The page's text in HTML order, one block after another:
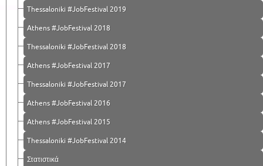
Thessaloniki #JobFestival 2019
Athens #JobFestival 2018
Thessaloniki #JobFestival 2018
Athens #JobFestival 2017
Τhessaloniki #JobFestival 2017
Athens #JobFestival 2016
Athens #JobFestival 2015
Thessaloniki #JobFestival 2014
Στατιστικά